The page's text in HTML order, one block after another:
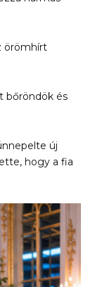
örömhírt
bőröndök és
új
hogy a fia